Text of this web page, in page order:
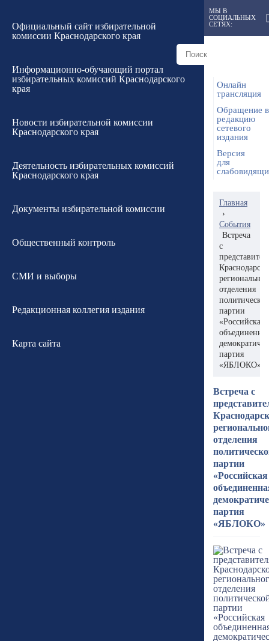
Официальный сайт избирательной
комиссии Краснодарского края
Информационно-обучающий портал
избирательных комиссий Краснодарского
края
Новости избирательной комиссии
Краснодарского края
Деятельность избирательных комиссий
Краснодарского края
Документы избирательной комиссии
Общественный контроль
СМИ и выборы
Редакционная коллегия издания
Карта сайта
МЫ В
СОЦИАЛЬНЫХ
СЕТЯХ:
Онлайн
трансляция
Обращение в
редакцию
сетевого
издания
Версия
для
Главная
›
События
Встреча
с
отделения
политической
партии
«Российская
объединенная
партия
«ЯБЛОКО»
Встреча с
отделения
партии
«Российская
партия
«ЯБЛОКО»